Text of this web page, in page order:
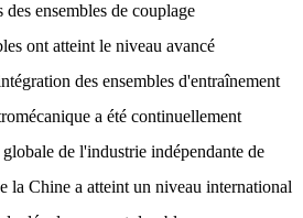
ensembles de couplage
ont atteint le niveau avancé
des ensembles d'entraînement
a été continuellement
de l'industrie indépendante de
la Chine a atteint un niveau international